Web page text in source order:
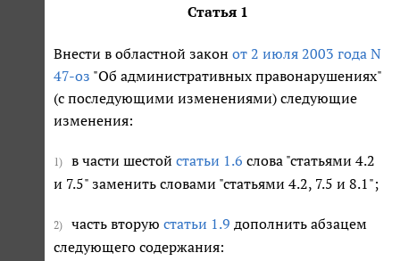
Статья 1
Внести в областной закон от 2 июля 2003 года N
47-оз "Об административных правонарушениях"
(с последующими изменениями) следующие
изменения:
1) в части шестой статьи 1.6 слова "статьями 4.2
и 7.5" заменить словами "статьями 4.2, 7.5 и 8.1";
2) часть вторую статьи 1.9 дополнить абзацем
следующего содержания: